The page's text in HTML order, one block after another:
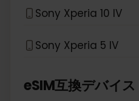
Sony Xperia 10 IV
Sony Xperia 5 IV
eSIM互換デバイス